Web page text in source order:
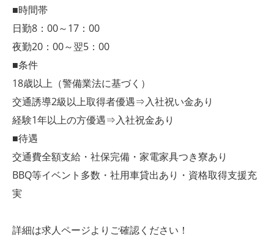
■時間帯
日勤8：00～17：00
夜勤20：00～翌5：00
■条件
18歳以上（警備業法に基づく）
交通誘導2級以上取得者優遇⇒入社祝い金あり
経験1年以上の方優遇⇒入社祝金あり
■待遇
交通費全額支給・社保完備・家電家具つき寮あり
BBQ等イベント多数・社用車貸出あり・資格取得支援充
実
詳細は求人ページよりご確認ください！